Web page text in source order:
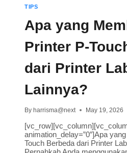
TIPS
Apa yang
Printer P-
dari Printer
Lainnya?
By harrisma@next May 19, 2026
animation_delay=”0″]Apa
Touch Berbeda dari Printer